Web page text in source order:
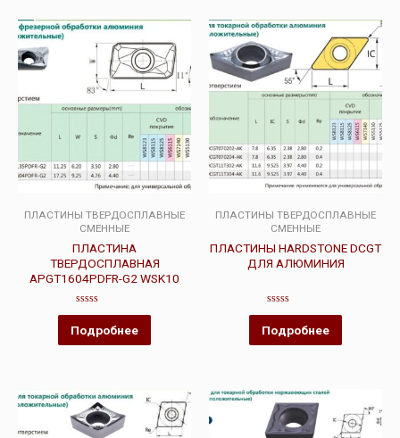
ПЛАСТИНЫ ТВЕРДОСПЛАВНЫЕ
СМЕННЫЕ
ПЛАСТИНА
ТВЕРДОСПЛАВНАЯ
APGT1604PDFR-G2 WSK10
Оценка
из
5
Подробнее
ПЛАСТИНЫ ТВЕРДОСПЛАВНЫЕ
СМЕННЫЕ
ПЛАСТИНЫ HARDSTONE DCGT
ДЛЯ АЛЮМИНИЯ
Оценка
из
5
Подробнее